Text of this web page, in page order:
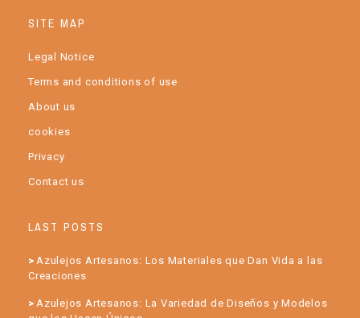
SITE MAP
Legal Notice
Terms and conditions of use
About us
cookies
Privacy
Contact us
LAST POSTS
Azulejos Artesanos: Los Materiales que Dan Vida a las
Creaciones
Azulejos Artesanos: La Variedad de Diseños y Modelos